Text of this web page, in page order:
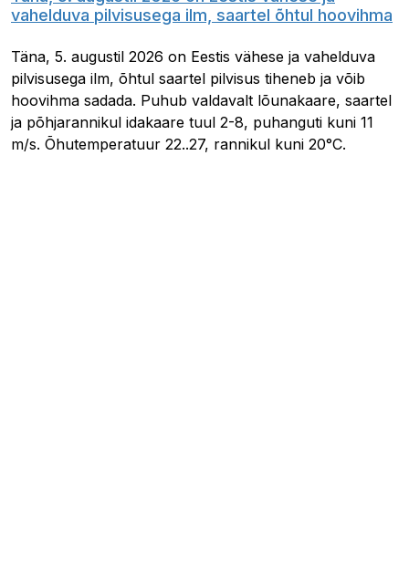
vahelduva pilvisusega ilm, saartel õhtul hoovihma
Täna, 5. augustil 2026 on Eestis vähese ja vahelduva
pilvisusega ilm, õhtul saartel pilvisus tiheneb ja võib
hoovihma sadada. Puhub valdavalt lõunakaare, saartel
ja põhjarannikul idakaare tuul 2-8, puhanguti kuni 11
m/s. Õhutemperatuur 22..27, rannikul kuni 20°C.